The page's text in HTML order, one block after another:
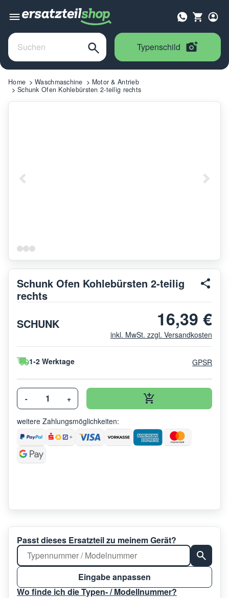
Typenschild
Home Waschmaschine
Motor & Antrieb
Schunk Ofen Kohlebürsten 2-teilig rechts
Schunk Ofen Kohlebürsten 2-teilig
rechts
SCHUNK
16,39 €
inkl. MwSt. zzgl. Versandkosten
1-2 Werktage GPSR
- +
weitere Zahlungsmöglichkeiten:
Passt dieses Ersatzteil zu meinem Gerät?
Eingabe anpassen
Wo finde ich die Typen- / Modellnummer?